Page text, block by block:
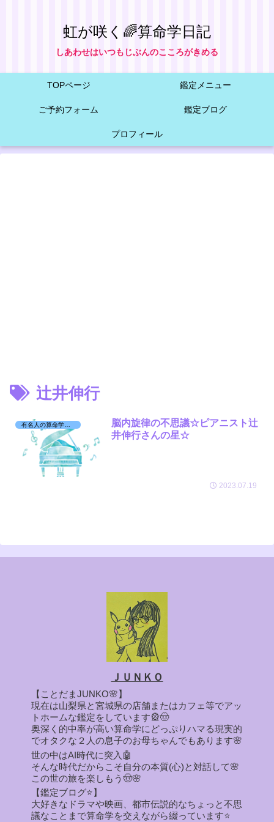
虹が咲く🌈算命学日記
しあわせはいつもじぶんのこころがきめる
TOPページ 鑑定メニュー
ご予約フォーム 鑑定ブログ
プロフィール
辻井伸行
有名人の算命学日記☆
脳内旋律の不思議☆ピアニスト辻
井伸行さんの星☆
2023.07.19
ＪＵＮＫＯ
【ことだまJUNKO🌸】
現在は山梨県と宮城県の店舗またはカフェ等でアッ
トホームな鑑定をしています🎡🤠
奥深く的中率が高い算命学にどっぷりハマる現実的
でオタクな２人の息子のお母ちゃんでもあります🌸
世の中はAI時代に突入🤖
そんな時代だからこそ自分の本質(心)と対話して🌸
この世の旅を楽しもう🤠🌸
【鑑定ブログ⭐】
大好きなドラマや映画、都市伝説的なちょっと不思
議なことまで算命学を交えながら綴っています⭐